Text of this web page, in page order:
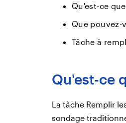
Qu'est-ce
Que pouvez-
Tâche à
Qu'est-ce
La tâche Remplir
sondage